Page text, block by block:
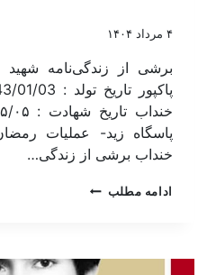
۴ مرداد ۱۴۰۴
برشی از زندگی‌نامه شهید
پاسگاه زید- عملیات
خنداب برشی از زندگی…
ادامه مطلب